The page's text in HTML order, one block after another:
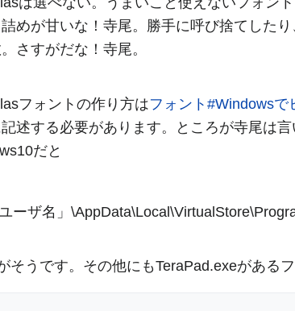
めが甘いな！寺尾。勝手に呼び捨てした
さすがだな！寺尾。
フォントの作り方はフォント#Windowsで
述する必要があります。ところが寺尾は
だと
ーザ名」
そうです。その他にもTeraPad.exeがある